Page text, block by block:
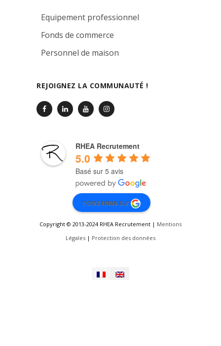
Equipement professionnel
Fonds de commerce
Personnel de maison
REJOIGNEZ LA COMMUNAUTÉ !
RHEA Recrutement
5.0
Basé sur 5 avis
notez nous sur
Copyright © 2013-2024 RHEA Recrutement | Mentions
Légales | Protection des données